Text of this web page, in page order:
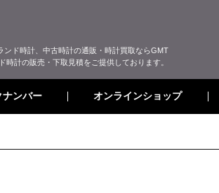
ンド時計、中古時計の通販・時計買取ならGMT
計の販売・下取見積をご提供しております。
ナンバー オンラインショップ